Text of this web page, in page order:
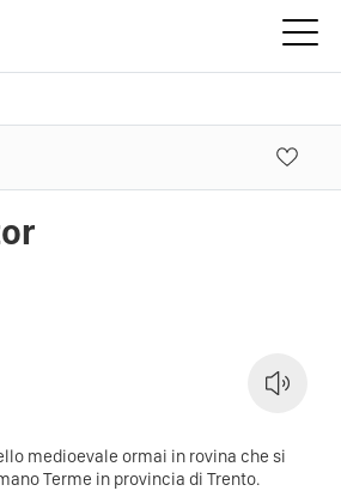
medioevale ormai in rovina che si
Terme in provincia di Trento.